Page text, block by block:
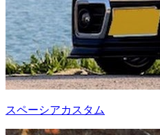
スペーシアカスタム